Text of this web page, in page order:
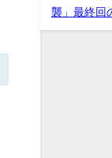
襲」最終回